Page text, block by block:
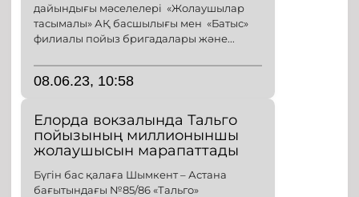
дайындығы мәселелері «Жолаушылар
тасымалы» АҚ басшылығы мен «Батыс»
филиалы пойыз бригадалары және...
08.06.23, 10:58
Елорда вокзалында Тальго
пойызының миллионыншы
жолаушысын марапаттады
Бүгін бас қалаға Шымкент – Астана
бағытындағы №85/86 «Тальго»